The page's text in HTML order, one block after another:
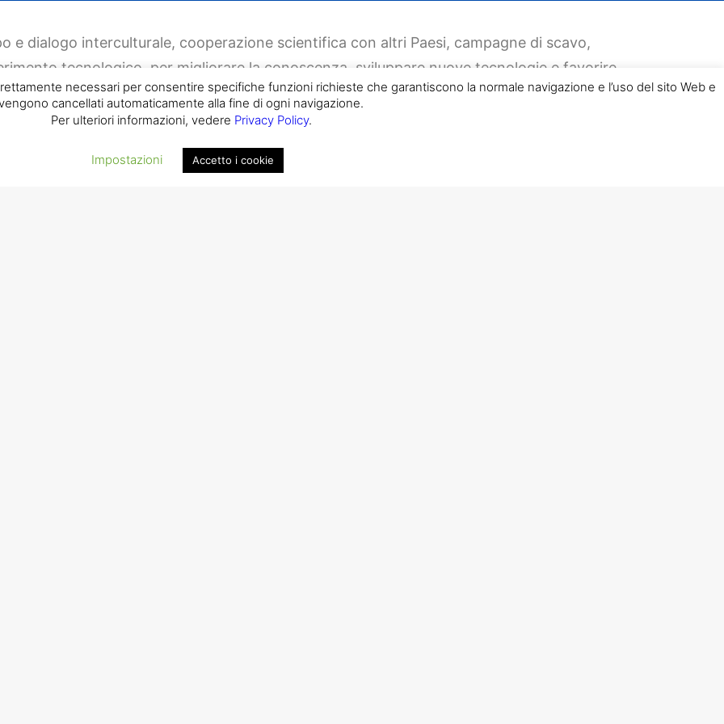
e dialogo interculturale, cooperazione scientifica con altri Paesi, campagne di scavo,
tecnologico, per migliorare la conoscenza, sviluppare nuove tecnologie e favorire
del restauro e della tutela del patrimonio culturale.
al supporto del Consiglio Nazionale delle Ricerche (
laboratori archeologici congiuntisiglati dal nostro Istituto con Enti omologhi stranieri e del
necessari per consentire specifiche funzioni richieste che garantiscono la normale navigazione e l’uso del sito Web e
cancellati automaticamente alla fine di ogni navigazione.
Per ulteriori informazioni, vedere Privacy Policy.
Impostazioni Accetto i cookie